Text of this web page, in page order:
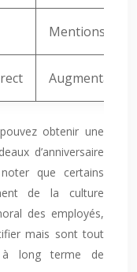
Mentions sur
Augmentation
obtenir une
d’anniversaire
que certains
de la culture
des employés,
mais sont tout
à long terme de